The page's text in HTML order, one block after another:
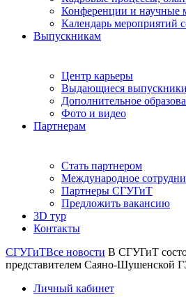
Конференции и научные
Календарь мероприятий
Выпускникам
Центр карьеры
Выдающиеся выпускники
Дополнительное
Фото и видео
Партнерам
Стать партнером
Международное
Партнеры СГУГиТ
Предложить вакансию
3D тур
Контакты
СГУГиТВсе новости В СГУГиТ
представителем Саяно-Шушенской
Личный кабинет